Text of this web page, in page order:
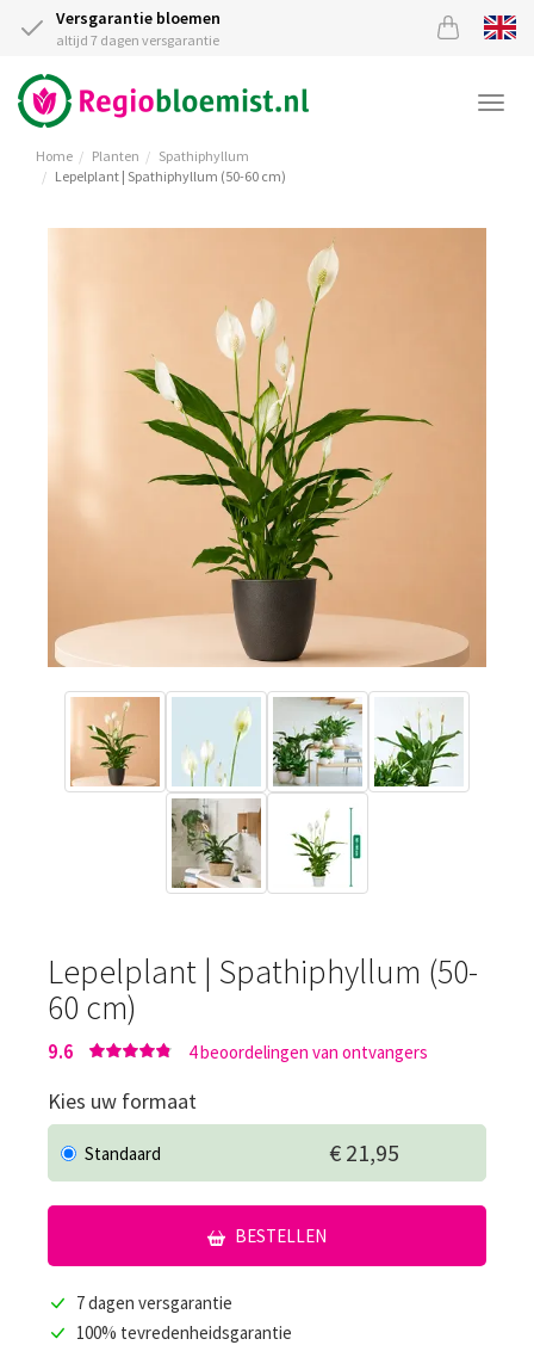
Versgarantie bloemen
altijd 7 dagen versgarantie
Home Planten
Spathiphyllum
Lepelplant | Spathiphyllum (50-60 cm)
Lepelplant | Spathiphyllum (50-
60 cm)
9.6 4beoordelingen van ontvangers
Kies uw formaat
Standaard € 21,95
BESTELLEN
7 dagen versgarantie
100% tevredenheidsgarantie